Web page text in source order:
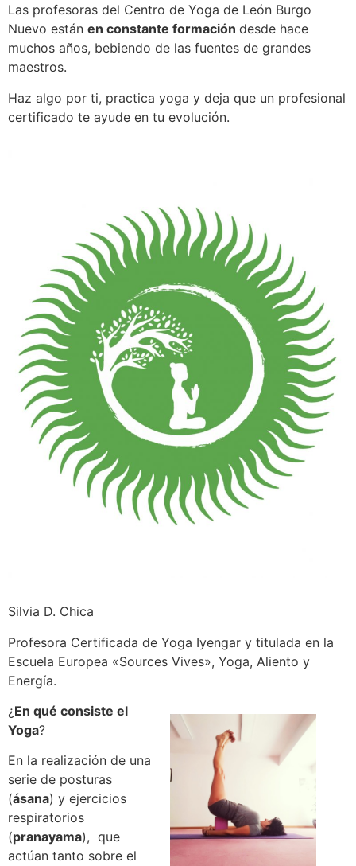
Las profesoras del Centro de Yoga de León Burgo
Nuevo están en constante formación desde hace
muchos años, bebiendo de las fuentes de grandes
maestros.
Haz algo por ti, practica yoga y deja que un profesional
certificado te ayude en tu evolución.
Silvia D. Chica
Profesora Certificada de Yoga Iyengar y titulada en la
Escuela Europea «Sources Vives», Yoga, Aliento y
Energía.
¿En qué consiste el
Yoga?
En la realización de una
serie de posturas
(ásana) y ejercicios
respiratorios
(pranayama), que
actúan tanto sobre el